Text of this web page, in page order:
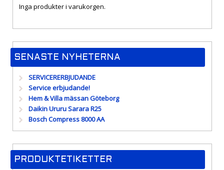
Inga produkter i varukorgen.
SENASTE NYHETERNA
SERVICERERBJUDANDE
Service erbjudande!
Hem & Villa mässan Göteborg
Daikin Ururu Sarara R25
Bosch Compress 8000 AA
PRODUKTETIKETTER